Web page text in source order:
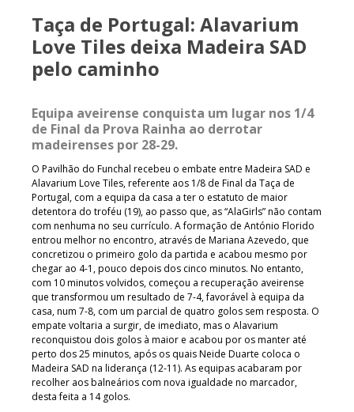
Taça de Portugal: Alavarium
Love Tiles deixa Madeira SAD
pelo caminho
Equipa aveirense conquista um lugar nos 1/4
de Final da Prova Rainha ao derrotar
madeirenses por 28-29.
O Pavilhão do Funchal recebeu o embate entre Madeira SAD e
Alavarium Love Tiles, referente aos 1/8 de Final da Taça de
Portugal, com a equipa da casa a ter o estatuto de maior
detentora do troféu (19), ao passo que, as “AlaGirls” não contam
com nenhuma no seu currículo. A formação de António Florido
entrou melhor no encontro, através de Mariana Azevedo, que
concretizou o primeiro golo da partida e acabou mesmo por
chegar ao 4-1, pouco depois dos cinco minutos. No entanto,
com 10 minutos volvidos, começou a recuperação aveirense
que transformou um resultado de 7-4, favorável à equipa da
casa, num 7-8, com um parcial de quatro golos sem resposta. O
empate voltaria a surgir, de imediato, mas o Alavarium
reconquistou dois golos à maior e acabou por os manter até
perto dos 25 minutos, após os quais Neide Duarte coloca o
Madeira SAD na liderança (12-11). As equipas acabaram por
recolher aos balneários com nova igualdade no marcador,
desta feita a 14 golos.